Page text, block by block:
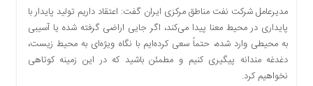
اخبار
سایت
اجتماعی
اقتصادی
مدیرعامل شرکت نفت مناطق مرکزی ایران گفت: اعتقاد داریم تولید پایدار با
پایداری در محیط معنا پیدا می‌کند، اگر جایی اراضی گرفته شده یا آسیبی
به محیطی وارد شده، حتماً سعی کرده‌ایم با نگاه ویژه‌ای به محیط زیست،
دغدغه مندانه پیگیری کنیم و مطمئن باشید که در این زمینه کوتاهی
نخواهیم کرد.